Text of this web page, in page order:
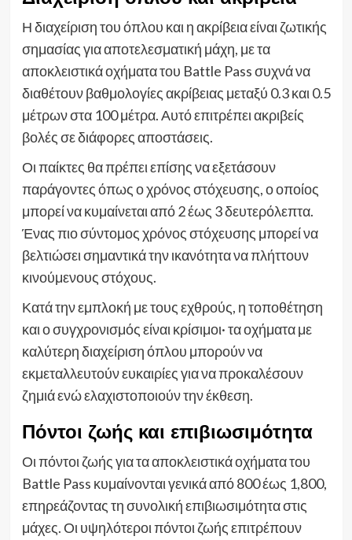
Η διαχείριση του όπλου και η ακρίβεια είναι ζωτικής
σημασίας για αποτελεσματική μάχη, με τα
αποκλειστικά οχήματα του Battle Pass συχνά να
διαθέτουν βαθμολογίες ακρίβειας μεταξύ 0.3 και 0.5
μέτρων στα 100 μέτρα. Αυτό επιτρέπει ακριβείς
βολές σε διάφορες αποστάσεις.
Οι παίκτες θα πρέπει επίσης να εξετάσουν
παράγοντες όπως ο χρόνος στόχευσης, ο οποίος
μπορεί να κυμαίνεται από 2 έως 3 δευτερόλεπτα.
Ένας πιο σύντομος χρόνος στόχευσης μπορεί να
βελτιώσει σημαντικά την ικανότητα να πλήττουν
κινούμενους στόχους.
Κατά την εμπλοκή με τους εχθρούς, η τοποθέτηση
και ο συγχρονισμός είναι κρίσιμοι· τα οχήματα με
καλύτερη διαχείριση όπλου μπορούν να
εκμεταλλευτούν ευκαιρίες για να προκαλέσουν
ζημιά ενώ ελαχιστοποιούν την έκθεση.
Πόντοι ζωής και επιβιωσιμότητα
Οι πόντοι ζωής για τα αποκλειστικά οχήματα του
Battle Pass κυμαίνονται γενικά από 800 έως 1,800,
επηρεάζοντας τη συνολική επιβιωσιμότητα στις
μάχες. Οι υψηλότεροι πόντοι ζωής επιτρέπουν